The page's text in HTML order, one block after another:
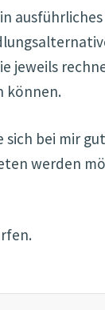
jeweils
können.
bei mir
werden